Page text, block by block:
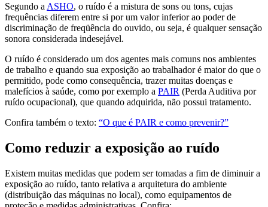
Segundo a ASHO, o ruído é a mistura de sons ou tons, cujas
frequências diferem entre si por um valor inferior ao poder de
discriminação de freqüência do ouvido, ou seja, é qualquer sensação
sonora considerada indesejável.
O ruído é considerado um dos agentes mais comuns nos ambientes
de trabalho e quando sua exposição ao trabalhador é maior do que o
permitido, pode como consequência, trazer muitas doenças e
malefícios à saúde, como por exemplo a PAIR (Perda Auditiva por
ruído ocupacional), que quando adquirida, não possui tratamento.
Confira também o texto: “O que é PAIR e como prevenir?”
Como reduzir a exposição ao ruído
Existem muitas medidas que podem ser tomadas a fim de diminuir a
exposição ao ruído, tanto relativa a arquitetura do ambiente
(distribuição das máquinas no local), como equipamentos de